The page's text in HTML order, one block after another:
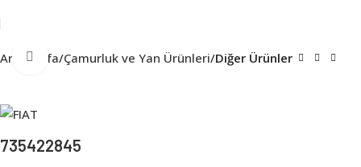
Ana Sayfa Çamurluk ve Yan Ürünleri Diğer Ürünler
Click to enlarge
735422845